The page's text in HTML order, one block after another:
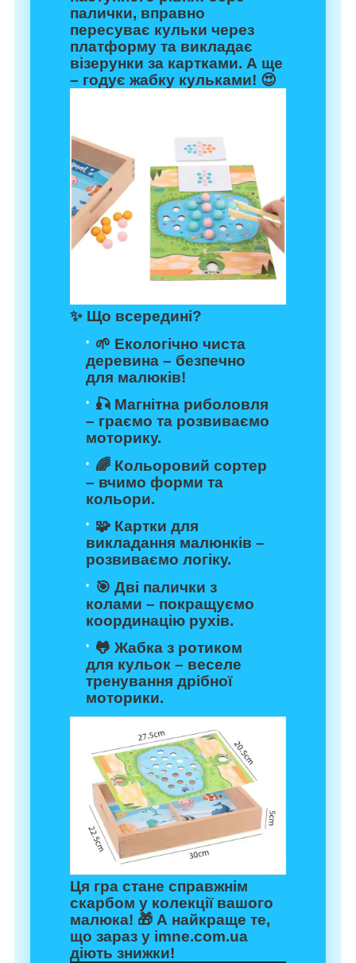
палички, вправно
пересуває кульки через
платформу та викладає
візерунки за картками. А ще
– годує жабку кульками! 😍
✨ Що всередині?
🌱 Екологічно чиста
деревина – безпечно
для малюків!
🎣 Магнітна риболовля
– граємо та розвиваємо
моторику.
🌈 Кольоровий сортер
– вчимо форми та
кольори.
🧩 Картки для
викладання малюнків –
розвиваємо логіку.
🎯 Дві палички з
колами – покращуємо
координацію рухів.
🐸 Жабка з ротиком
для кульок – веселе
тренування дрібної
моторики.
Ця гра стане справжнім
скарбом у колекції вашого
малюка! 🎁 А найкраще те,
що зараз у imne.com.ua
діють знижки!